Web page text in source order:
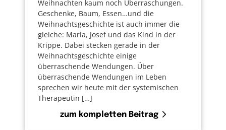
Den er geschaffen hat und von dem die Bibel,
das Alte Testament sagt: „Ich habe dich je und
je geliebt“ (Jeremia 31,3).
Kein Vorbehalt, kein Zögern, keine Bedingung,
kein Überschlagen von Leistung und
Gegenleistung. Ich bin ein Ja Gottes und Gott
macht mich zum Geschenk. Und du bist ganz
meine Liebe und bist darin auch ein Geschenk
Gottes. Gott schenkt uns einander.
Weihnachten kaum noch Überraschungen.
Geschenke, Baum, Essen…und die
Weihnachtsgeschichte ist auch immer die
gleiche: Maria, Josef und das Kind in der
Krippe. Dabei stecken gerade in der
Weihnachtsgeschichte einige
überraschende Wendungen. Über
überraschende Wendungen im Leben
sprechen wir heute mit der systemischen
Therapeutin […]
zum kompletten Beitrag